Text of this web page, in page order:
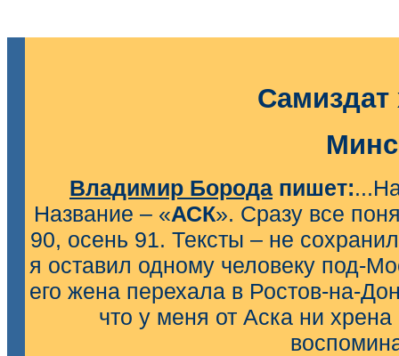
Самиздат
Владимир Борода пишет:
Название – «АСК». Сразу все
90, осень 91. Тексты – не
я оставил одному человеку под-
его жена перехала в Ростов-на-
что у меня от Аска ни